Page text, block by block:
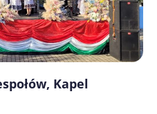
Kapel